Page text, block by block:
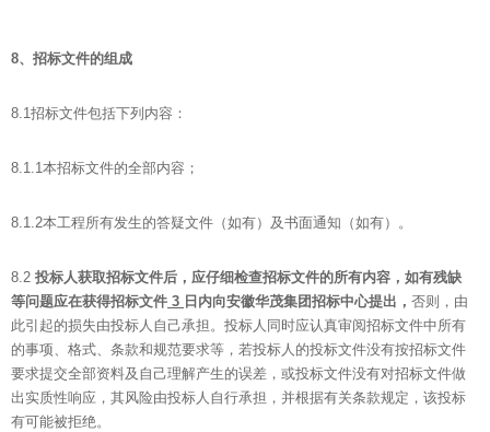
8、招标文件的组成
8.1招标文件包括下列内容：
8.1.1本招标文件的全部内容；
8.1.2本工程所有发生的答疑文件（如有）及书面通知（如有）。
8.2 投标人获取招标文件后，应仔细检查招标文件的所有内容，如有残缺
等问题应在获得招标文件 3 日内向安徽华茂集团招标中心提出， 否则，由
此引起的损失由投标人自己承担。投标人同时应认真审阅招标文件中所有
的事项、格式、条款和规范要求等，若投标人的投标文件没有按招标文件
要求提交全部资料及自己理解产生的误差，或投标文件没有对招标文件做
出实质性响应，其风险由投标人自行承担，并根据有关条款规定，该投标
有可能被拒绝。